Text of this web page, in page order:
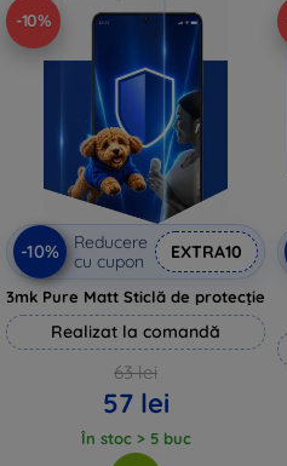
-10%
-10%
Reducere
cu cupon
EXTRA10
3mk Pure Matt Sticlă de protecție
Realizat la comandă
63 lei
57 lei
În stoc > 5 buc